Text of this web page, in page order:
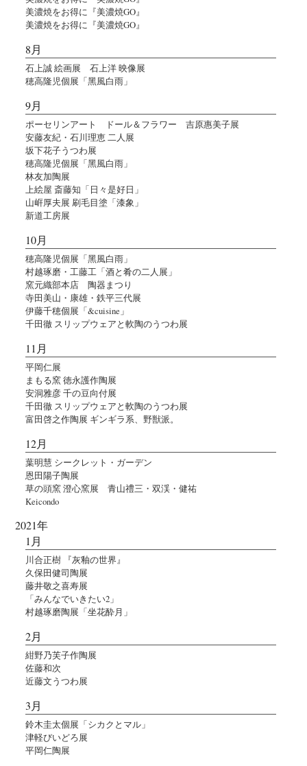
美濃焼をお得に『美濃焼GO』
美濃焼をお得に『美濃焼GO』
8月
石上誠 絵画展 石上洋 映像展
穂高隆児個展「黑風白雨」
9月
ポーセリンアート ドール＆フラワー 吉原惠美子展
安藤友紀・石川理恵 二人展
坂下花子うつわ展
穂高隆児個展「黑風白雨」
林友加陶展
上絵屋 斎藤知「日々是好日」
山㟁厚夫展 刷毛目塗「漆象」
新道工房展
10月
穂高隆児個展「黑風白雨」
村越琢磨・工藤工「酒と肴の二人展」
窯元織部本店 陶器まつり
寺田美山・康雄・鉄平三代展
伊藤千穂個展「&cuisine」
千田徹 スリップウェアと軟陶のうつわ展
11月
平岡仁展
まもる窯 徳永護作陶展
安洞雅彦 千の豆向付展
千田徹 スリップウェアと軟陶のうつわ展
富田啓之作陶展 ギンギラ系、野獣派。
12月
葉明慧 シークレット・ガーデン
恩田陽子陶展
草の頭窯 澄心窯展 青山禮三・双渓・健祐
Keicondo
2021年
1月
川合正樹 『灰釉の世界』
久保田健司陶展
藤井敬之喜寿展
「みんなでいきたい2」
村越琢磨陶展「坐花酔月」
2月
紺野乃芙子作陶展
佐藤和次
近藤文うつわ展
3月
鈴木圭太個展「シカクとマル」
津軽びいどろ展
平岡仁陶展